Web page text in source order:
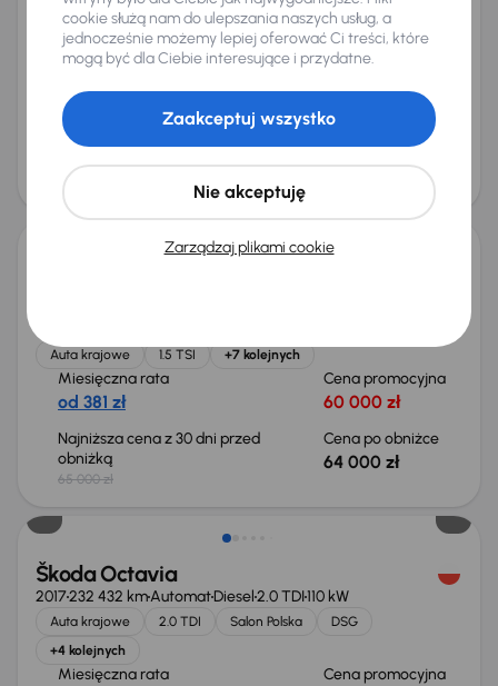
Opel Insignia
2014136 968 kmAutomat Benzyna1.6 Turbo 125 kW
1.6 Turbo
Miesięczna rata
od 199 zł
Cena promocyjna
31 500 zł
33 500 zł
Auta krajowe
1.5 TSI +7 kolejnych
Miesięczna rata
od 381 zł
Cena promocyjna
60 000 zł
Najniższa cena z 30 dni przed
obniżką
65 000 zł
Cena po obniżce
64 000 zł
Taniej o 1 500 zł
Škoda Octavia
2017232 432 kmAutomatDiesel2.0 TDI110 kW
Auta krajowe 2.0 TDI Salon Polska
DSG
+4 kolejnych
Miesięczna rata Cena promocyjna
cookie służą nam do ulepszania naszych usług, a
jednocześnie możemy lepiej oferować Ci treści, które
mogą być dla Ciebie interesujące i przydatne.
Zarządzaj plikami cookie
Nie akceptuję
Zaakceptuj wszystko